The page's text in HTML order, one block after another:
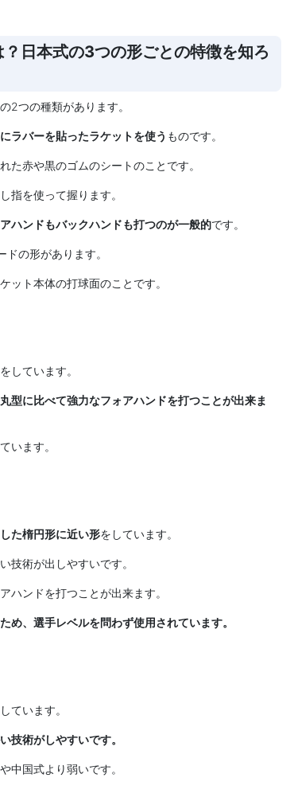
日本式の3つの形ごとの特徴を知ろ
2つの種類があります。
ラバーを貼ったラケットを使う ものです。
た赤や黒のゴムのシートのことです。
指を使って握ります。
ハンドもバックハンドも打つのが一般的です。
の形があります。
ット本体の打球面のことです。
をしています。
型に比べて強力なフォアハンドを打つことが出来ま
います。
た楕円形に近い形をしています。
技術が出しやすいです。
ハンドを打つことが出来ます。
め、選手レベルを問わず使用されています。
ています。
技術がしやすいです。
中国式より弱いです。